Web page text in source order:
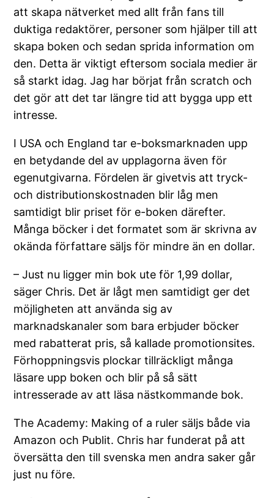
att skapa nätverket med allt från fans till
duktiga redaktörer, personer som hjälper till att
skapa boken och sedan sprida information om
den. Detta är viktigt eftersom sociala medier är
så starkt idag. Jag har börjat från scratch och
det gör att det tar längre tid att bygga upp ett
intresse.
I USA och England tar e-boksmarknaden upp
en betydande del av upplagorna även för
egenutgivarna. Fördelen är givetvis att tryck-
och distributionskostnaden blir låg men
samtidigt blir priset för e-boken därefter.
Många böcker i det formatet som är skrivna av
okända författare säljs för mindre än en dollar.
– Just nu ligger min bok ute för 1,99 dollar,
säger Chris. Det är lågt men samtidigt ger det
möjligheten att använda sig av
marknadskanaler som bara erbjuder böcker
med rabatterat pris, så kallade promotionsites.
Förhoppningsvis plockar tillräckligt många
läsare upp boken och blir på så sätt
intresserade av att läsa nästkommande bok.
The Academy: Making of a ruler säljs både via
Amazon och Publit. Chris har funderat på att
översätta den till svenska men andra saker går
just nu före.